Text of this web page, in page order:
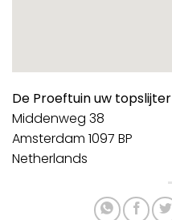
De Proeftuin uw topslijter
Middenweg 38
Amsterdam 1097 BP
Netherlands